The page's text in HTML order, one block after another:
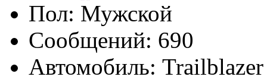
Пол:
Сообщений: 690
Автомобиль: